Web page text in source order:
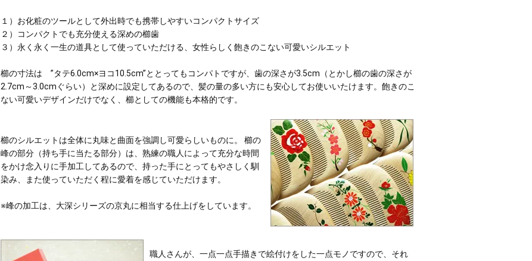
１）お化粧のツールとして外出時でも携帯しやすいコンパクトサイズ
２）コンパクトでも充分使える深めの櫛歯
３）永く永く一生の道具として使っていただける、女性らしく飽きのこない可愛いシルエット
櫛の寸法は ”タテ6.0cm×ヨコ10.5cm”ととってもコンパトですが、歯の深さが3.5cm（とかし櫛の歯の深さが
2.7cm～3.0cmぐらい）と深めに設定してあるので、髪の量の多い方にも安心してお使いいたけます。飽きのこ
ない可愛いデザインだけでなく、櫛としての機能も本格的です。
櫛のシルエットは全体に丸味と曲面を強調し可愛らしいものに。 櫛の
峰の部分（持ち手に当たる部分）は、熟練の職人によって充分な時間
をかけ念入りに手加工してあるので、持った手にとってもやさしく馴
染み、また使っていただく程に愛着を感じていただけます。
※峰の加工は、大深シリーズの京丸に相当する仕上げをしています。
職人さんが、一点一点手描きで絵付けをした一点モノですので、それ